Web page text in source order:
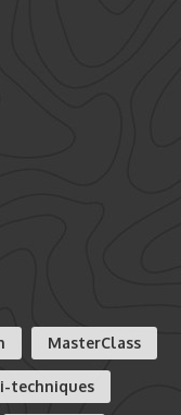
MasterClass
techniques